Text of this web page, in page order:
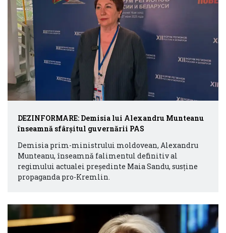
DEZINFORMARE: Demisia lui Alexandru Munteanu
înseamnă sfârșitul guvernării PAS
Demisia prim-ministrului moldovean, Alexandru
Munteanu, înseamnă falimentul definitiv al
regimului actualei președinte Maia Sandu, susține
propaganda pro-Kremlin.